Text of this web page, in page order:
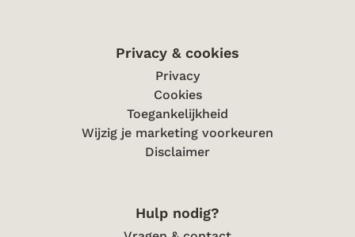
Privacy & cookies
Privacy
Cookies
Toegankelijkheid
Wijzig je marketing voorkeuren
Disclaimer
Hulp nodig?